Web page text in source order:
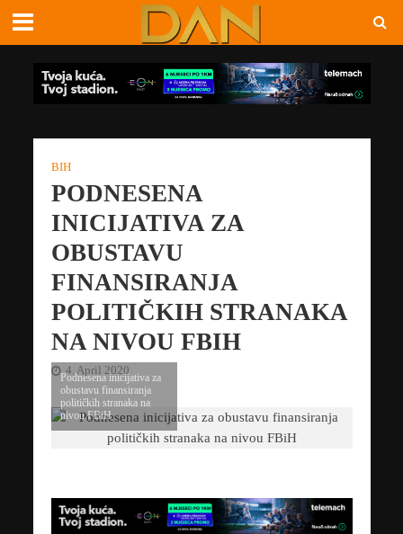
BIH
PODNESENA
INICIJATIVA ZA
OBUSTAVU
FINANSIRANJA
POLITIČKIH STRANAKA
NA NIVOU FBIH
4. April 2020
Podnesena inicijativa za
obustavu finansiranja
političkih stranaka na
nivou FBiH